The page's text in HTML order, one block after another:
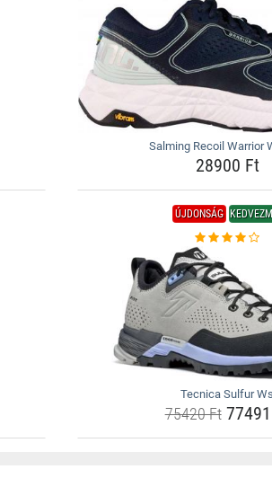
Salming Recoil Warrior
28900 Ft
ÚJDONSÁG
Tecnica Sulfur Ws
75420 Ft